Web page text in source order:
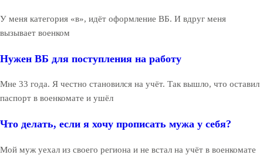
У меня категория «в», идёт оформление ВБ. И вдруг меня
вызывает военком
Нужен ВБ для поступления на работу
Мне 33 года. Я честно становился на учёт. Так вышло, что оставил
паспорт в военкомате и ушёл
Что делать, если я хочу прописать мужа у себя?
Мой муж уехал из своего региона и не встал на учёт в военкомате